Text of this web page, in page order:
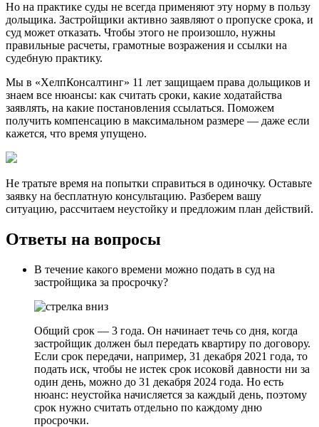
Но на практике суды не всегда применяют эту норму в пользу
дольщика. Застройщики активно заявляют о пропуске срока, и
суд может отказать. Чтобы этого не произошло, нужны
правильные расчеты, грамотные возражения и ссылки на
судебную практику.
Мы в «ХелпКонсалтинг» 11 лет защищаем права дольщиков и
знаем все нюансы: как считать сроки, какие ходатайства
заявлять, на какие постановления ссылаться. Поможем
получить компенсацию в максимальном размере — даже если
кажется, что время упущено.
Не тратьте время на попытки справиться в одиночку. Оставьте
заявку на бесплатную консультацию. Разберем вашу
ситуацию, рассчитаем неустойку и предложим план действий.
Ответы на вопросы
В течение какого времени можно подать в суд на
застройщика за просрочку?
Общий срок — 3 года. Он начинает течь со дня, когда
застройщик должен был передать квартиру по договору.
Если срок передачи, например, 31 декабря 2021 года, то
подать иск, чтобы не истек срок исоковй давности ни за
один день, можно до 31 декабря 2024 года. Но есть
нюанс: неустойка начисляется за каждый день, поэтому
срок нужно считать отдельно по каждому дню
просрочки.